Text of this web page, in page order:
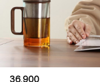
36,900